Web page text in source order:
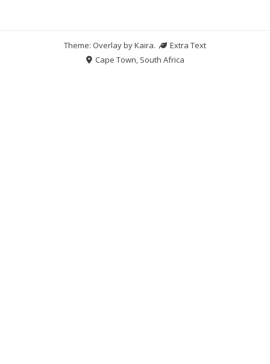
Theme: Overlay byKaira.
Extra Text
Cape Town, South Africa